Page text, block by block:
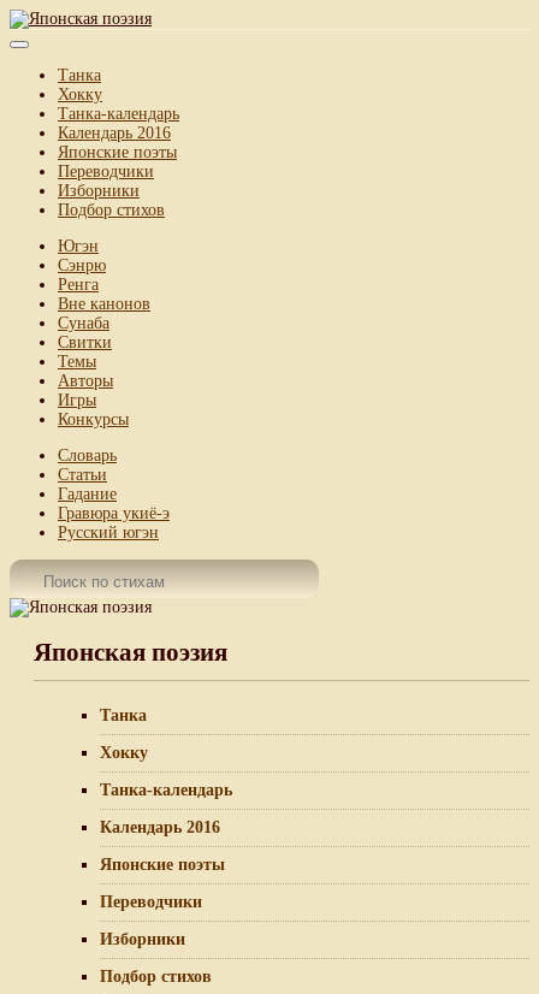
Танка
Хокку
Танка-календарь
Календарь 2016
Японские поэты
Переводчики
Изборники
Подбор стихов
Югэн
Сэнрю
Ренга
Вне канонов
Сунаба
Свитки
Темы
Авторы
Игры
Конкурсы
Словарь
Статьи
Гадание
Гравюра укиё-э
Русский югэн
Японская поэзия
Танка
Хокку
Танка-календарь
Календарь 2016
Японские поэты
Переводчики
Изборники
Подбор стихов